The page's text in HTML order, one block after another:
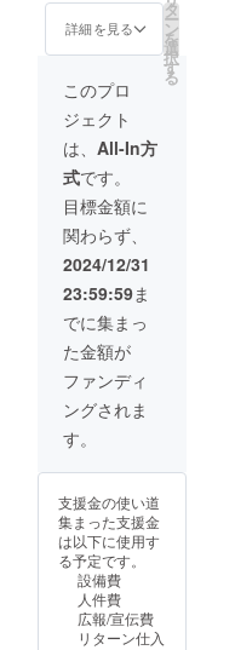
間：
2025年
1月〜
2025年
12月末
まで
（予
定）
をお願
いいた
しま
す。送
付がな
い場合
は、社
名/団体
名を掲
載いた
しま
す。 ＊
掲載す
るHPの
URL：
https://
kidaclu
b.jp/ ＊
ロゴ掲
載期
間：
2025年
12月末
（予
定）
ホーム
ページ
にロゴ
（大サ
イズ）
を掲載
いたし
ます。
＊プロ
ジェク
ト終了
後に
メール
でご連
絡いた
します
ので、
ロゴ
データ
のメー
ル送付
をお願
す。送
い場合
は、社
名/団体
名を掲
載いた
しま
す。 ＊
掲載す
詳細を見る
タ
ー
ン
を
選
択
す
る
このプロ
ジェクト
は、 All-In方
式です。
目標金額に
関わらず、
2024/12/31
23:59:59ま
でに集まっ
た金額が
ファンディ
ングされま
す。
支援金の使い道
集まった支援金
は以下に使用す
る予定です。
設備費
人件費
広報/宣伝費
リターン仕入